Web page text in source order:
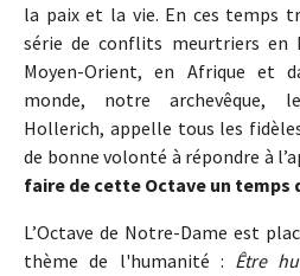
la paix et la vie. En ces temps
série de conflits meurtriers en
Moyen-Orient, en Afrique et
monde, notre archevêque,
Hollerich, appelle tous les
de bonne volonté à répondre à
faire de cette Octave un temps
L’Octave de Notre-Dame est
thème de l'humanité : Être